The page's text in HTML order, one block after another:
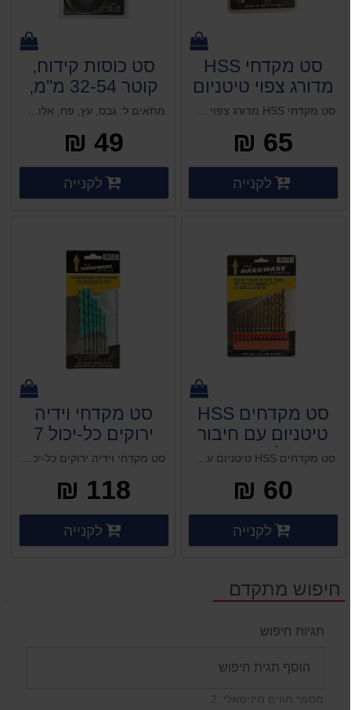
סט מקדחי HSS
מדורג צפוי טיטניום
קנה משושה 3 יח'
HARDWARE
65 ₪
פרטים נוספים פרטים נוספים לקנייה
סט כוסות קידוח,
קוטר 32-54 מ''מ,
5 יח'
מתאים ל: גבס, עץ, פח, אלומיניום, פלסטיק
49 ₪
פרטים נוספים
לקנייה
סט מקדחים HSS
טיטניום עם חיבור
מהיר למברגה 13
60 ₪
פרטים נוספים פרטים נוספים לקנייה
סט מקדחי וידיה
ירוקים כל-יכול 7
יח' HARDWARE
סט מקדחי וידיה ירוקים כל-יכול 7 יח' HARDWARE מומחיות: בטון מזוין קוטר קידוח: 10, 9, 8, 7, 6, 5, 4 מ"מ
118 ₪
פרטים נוספים
לקנייה
חיפוש מתקדם
תגיות חיפוש
מספר תווים מינימאלי: 2